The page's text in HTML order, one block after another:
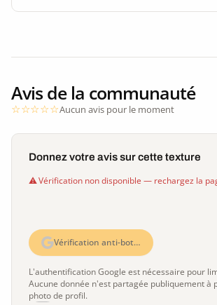
Avis de la communauté
Aucun avis pour le moment
Donnez votre avis sur cette texture
Vérification non disponible — rechargez la
Vérification anti-bot…
L'authentification Google est nécessaire pour
Aucune donnée n'est partagée publiquement à
photo de profil.